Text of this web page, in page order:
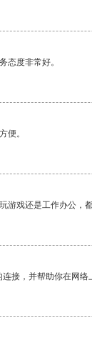
态度非常好。
便。
戏还是工作办公，
接，并帮助你在网络